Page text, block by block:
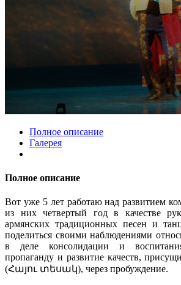
Полное описание
Галерея
Полное описание
Вот уже 5 лет работаю над развитием
из них четвертый год в качестве
армянских традиционных песен и
поделиться своими наблюдениями
в деле консолидации и
пропаганду и развитие качеств,
(Հայու տեսակ), через пробуждение.